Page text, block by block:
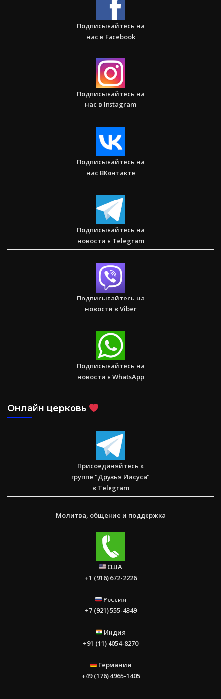
Два часа, которые изменили жизнь буддистского монаха
(Стэн и Лана — Иисус без границ) (BBS05030)
Спасаем. Восстанавливаем. Обучаем. Помогите нам
достичь цели в $10 000
Послание к Римлянам
Подписывайтесь на
нас в Facebook
Подписывайтесь на
нас в Instagram
Подписывайтесь на
нас ВКонтакте
Подписывайтесь на
новости в Telegram
Подписывайтесь на
новости в Viber
Подписывайтесь на
новости в WhatsApp
Онлайн церковь
Присоединяйтесь к
группе "Друзья Иисуса"
в Telegram
Молитва, общение и поддержка
США
+1 (916) 672-2226
Россия
+7 (921) 555-4349
Индия
+91 (11) 4054-8270
Германия
+49 (176) 4965-1405